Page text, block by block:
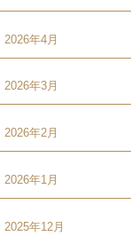
2026年4月
2026年3月
2026年2月
2026年1月
2025年12月